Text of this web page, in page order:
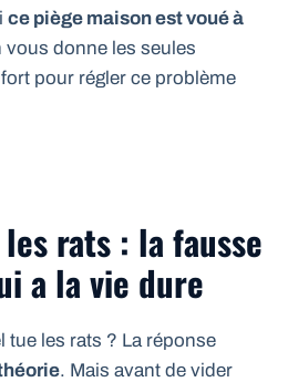
ce piège maison est voué à
donne les seules
pour régler ce problème
rats : la fausse
a la vie dure
tue les rats ? La réponse
. Mais avant de vider